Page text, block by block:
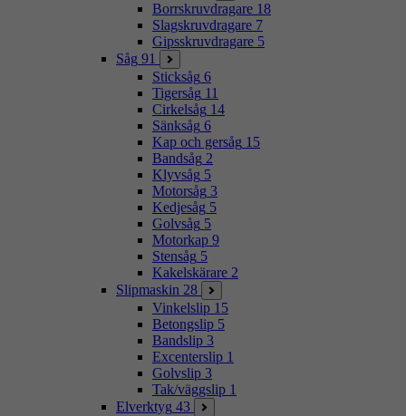
Borrskruvdragare 18
Slagskruvdragare 7
Gipsskruvdragare 5
Såg 91
Sticksåg 6
Tigersåg 11
Cirkelsåg 14
Sänksåg 6
Kap och gersåg 15
Bandsåg 2
Klyvsåg 5
Motorsåg 3
Kedjesåg 5
Golvsåg 5
Motorkap 9
Stensåg 5
Kakelskärare 2
Slipmaskin 28
Vinkelslip 15
Betongslip 5
Bandslip 3
Excenterslip 1
Golvslip 3
Tak/väggslip 1
Elverktyg 43